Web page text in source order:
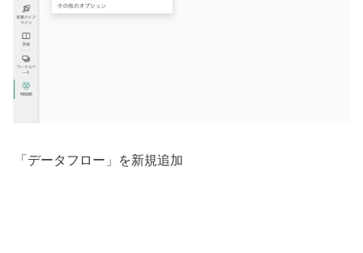
「データフロー」を新規追加